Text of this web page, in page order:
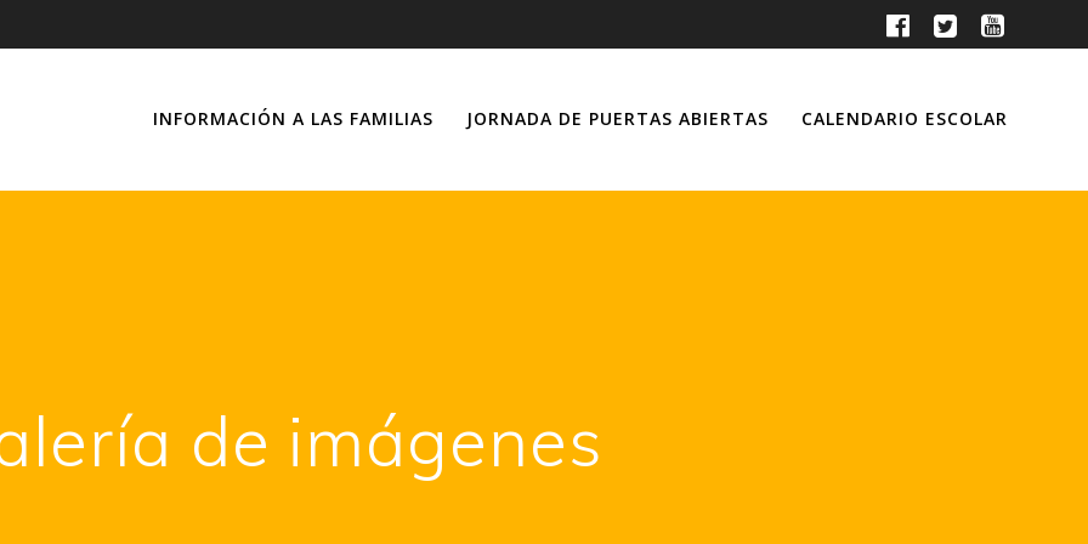
INFORMACIÓN A LAS FAMILIAS JORNADA DE PUERTAS ABIERTAS CALENDARIO ESCOLAR
de imágenes